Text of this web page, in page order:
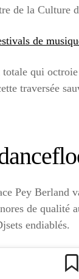
de la Culture
de
qui
traversée
Pey Berland
de qualité
endiablés.